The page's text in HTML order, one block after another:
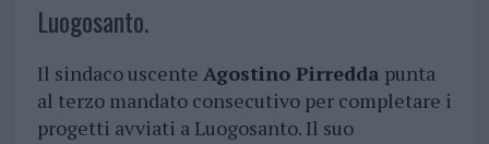
Luogosanto.
Il sindaco uscente Agostino Pirredda punta
al terzo mandato consecutivo per completare i
progetti avviati a Luogosanto. Il suo